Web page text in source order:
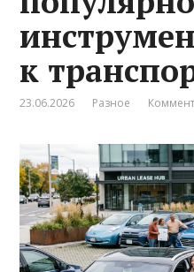
к
23.06.2026 Разное